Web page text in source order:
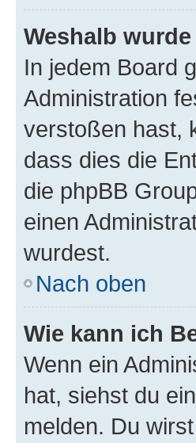
Weshalb
In jedem Board
Administration
verstoßen hast,
dass dies die
die phpBB
einen
wurdest.
Nach oben
Wie kann ich
Wenn ein
hat, siehst du
melden. Du